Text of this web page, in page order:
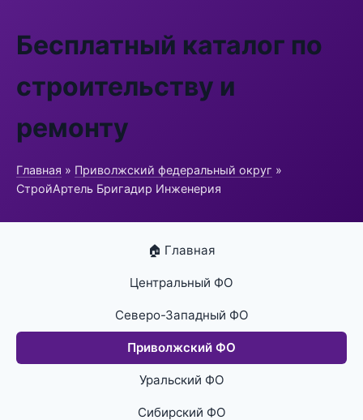
Бесплатный каталог по
строительству и
ремонту
Главная » Приволжский федеральный округ »
СтройАртель Бригадир Инженерия
🏠 Главная
Центральный ФО
Северо-Западный ФО
Приволжский ФО
Уральский ФО
Сибирский ФО